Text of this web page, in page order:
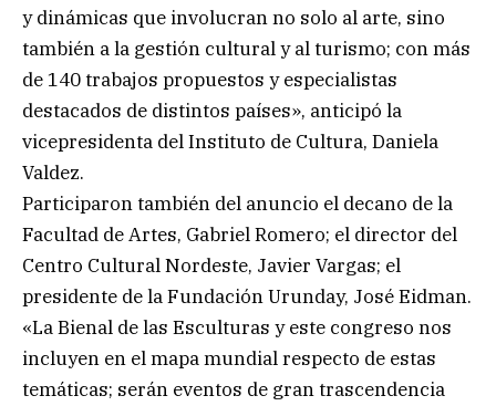
y dinámicas que involucran no solo al arte, sino
también a la gestión cultural y al turismo; con más
de 140 trabajos propuestos y especialistas
destacados de distintos países», anticipó la
vicepresidenta del Instituto de Cultura, Daniela
Valdez.
Participaron también del anuncio el decano de la
Facultad de Artes, Gabriel Romero; el director del
Centro Cultural Nordeste, Javier Vargas; el
presidente de la Fundación Urunday, José Eidman.
«La Bienal de las Esculturas y este congreso nos
incluyen en el mapa mundial respecto de estas
temáticas; serán eventos de gran trascendencia